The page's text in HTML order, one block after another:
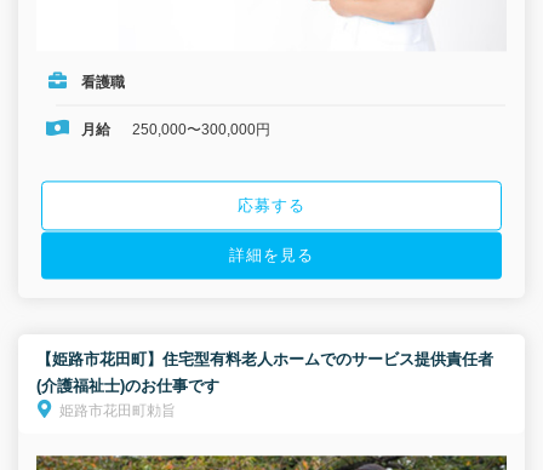
看護職
月給 250,000〜300,000円
応募する
詳細を見る
【姫路市花田町】住宅型有料老人ホームでのサービス提供責任者
(介護福祉士)のお仕事です
姫路市花田町勅旨